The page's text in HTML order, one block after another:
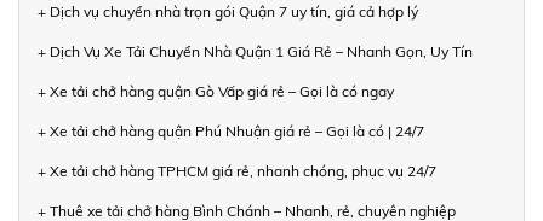
+ Dịch vụ chuyển nhà trọn gói Quận 7 uy tín, giá cả hợp lý
+ Dịch Vụ Xe Tải Chuyển Nhà Quận 1 Giá Rẻ – Nhanh Gọn, Uy Tín
+ Xe tải chở hàng quận Gò Vấp giá rẻ – Gọi là có ngay
+ Xe tải chở hàng quận Phú Nhuận giá rẻ – Gọi là có | 24/7
+ Xe tải chở hàng TPHCM giá rẻ, nhanh chóng, phục vụ 24/7
+ Thuê xe tải chở hàng Bình Chánh – Nhanh, rẻ, chuyên nghiệp